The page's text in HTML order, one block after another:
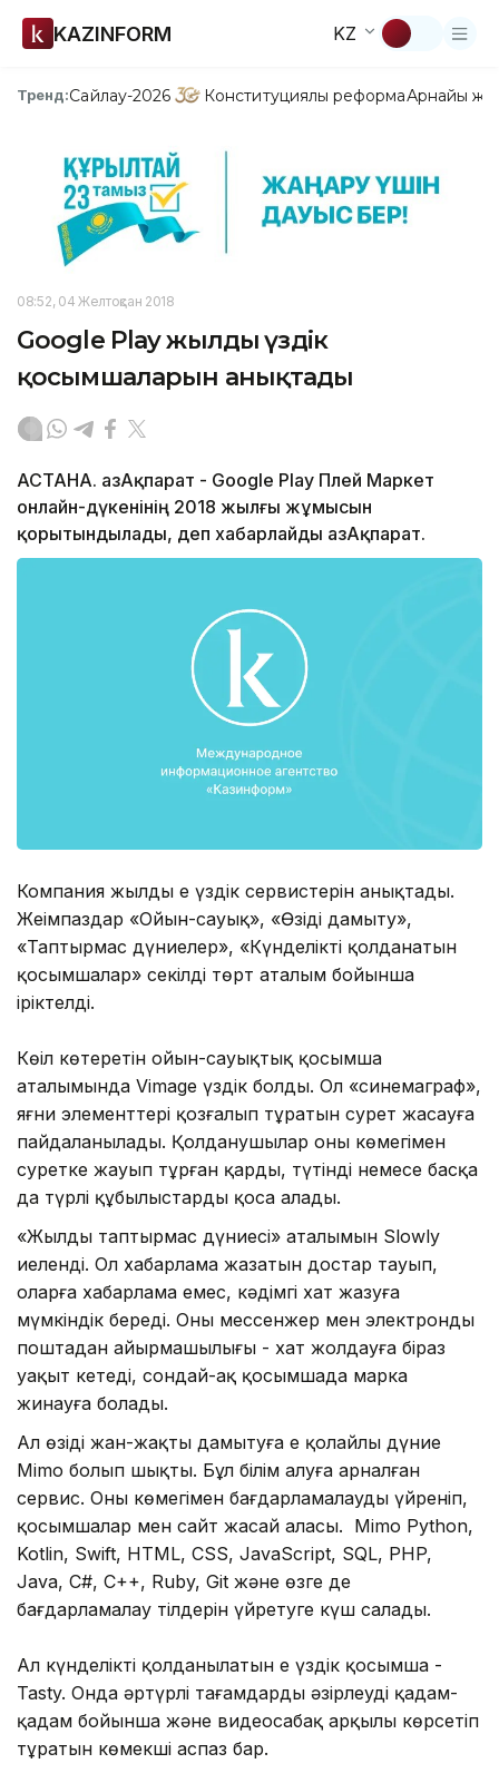
KAZINFORM KZ
Тренд:Сайлау-2026 Конституциялық реформаАрнайы
08:52, 04 Желтоқсан 2018
Google Play жылдың үздік
қосымшаларын анықтады
АСТАНА. ҚазАқпарат - Google Play Плей Маркет
онлайн-дүкенінің 2018 жылғы жұмысын
қорытындылады, деп хабарлайды ҚазАқпарат.
Компания жылдың ең үздік сервистерін анықтады.
Жеңімпаздар «Ойын-сауық», «Өзіңді дамыту»,
«Таптырмас дүниелер», «Күнделікті қолданатын
қосымшалар» секілді төрт аталым бойынша
іріктелді.
Көңіл көтеретін ойын-сауықтық қосымша
аталымында Vimage үздік болды. Ол «синемаграф»,
яғни элементтері қозғалып тұратын сурет жасауға
пайдаланылады. Қолданушылар оның көмегімен
суретке жауып тұрған қарды, түтінді немесе басқа
да түрлі құбылыстарды қоса алады.
«Жылдың таптырмас дүниесі» аталымын Slowly
иеленді. Ол хабарлама жазатын достар тауып,
оларға хабарлама емес, кәдімгі хат жазуға
мүмкіндік береді. Оның мессенжер мен электронды
поштадан айырмашылығы - хат жолдауға біраз
уақыт кетеді, сондай-ақ қосымшада марка
жинауға болады.
Ал өзіңді жан-жақты дамытуға ең қолайлы дүние
Mimo болып шықты. Бұл білім алуға арналған
сервис. Оның көмегімен бағдарламалауды үйреніп,
қосымшалар мен сайт жасай аласың. Mimo Python,
Kotlin, Swift, HTML, CSS, JavaScript, SQL, PHP,
Java, C#, C++, Ruby, Git және өзге де
бағдарламалау тілдерін үйретуге күш салады.
Ал күнделікті қолданылатын ең үздік қосымша -
Tasty. Онда әртүрлі тағамдарды әзірлеуді қадам-
қадам бойынша және видеосабақ арқылы көрсетіп
тұратын көмекші аспаз бар.